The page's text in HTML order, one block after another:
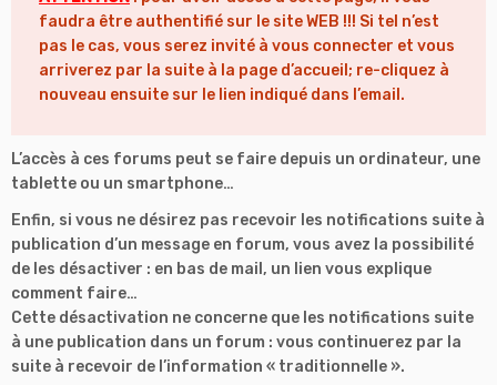
faudra être authentifié sur le site WEB !!! Si tel n’est
pas le cas, vous serez invité à vous connecter et vous
arriverez par la suite à la page d’accueil; re-cliquez à
nouveau ensuite sur le lien indiqué dans l’email.
L’accès à ces forums peut se faire depuis un ordinateur, une
tablette ou un smartphone…
Enfin, si vous ne désirez pas recevoir les notifications suite à
publication d’un message en forum, vous avez la possibilité
de les désactiver : en bas de mail, un lien vous explique
comment faire…
Cette désactivation ne concerne que les notifications suite
à une publication dans un forum : vous continuerez par la
suite à recevoir de l’information « traditionnelle ».